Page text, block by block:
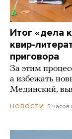
Итог «дела
квир-
приговора
За этим
а избежать
Мединский,
НОВОСТИ 5 часов